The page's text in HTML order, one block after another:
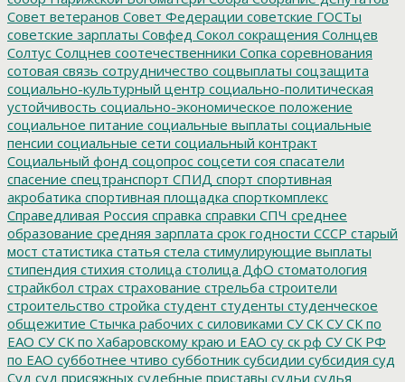
Совет ветеранов Совет Федерации советские ГОСТы
советские зарплаты Совфед Сокол сокращения Солнцев
Солтус Солцнев соотечественники Сопка соревнования
сотовая связь сотрудничество соцвыплаты соцзащита
социально-культурный центр социально-политическая
устойчивость социально-экономическое положение
социальное питание социальные выплаты социальные
пенсии социальные сети социальный контракт
Социальный фонд соцопрос соцсети соя спасатели
спасение спецтранспорт СПИД спорт спортивная
акробатика спортивная площадка спорткомплекс
Справедливая Россия справка справки СПЧ среднее
образование средняя зарплата срок годности СССР старый
мост статистика статья стела стимулирующие выплаты
стипендия стихия столица столица ДфО стоматология
страйкбол страх страхование стрельба строители
строительство стройка студент студенты студенческое
общежитие Стычка рабочих с силовиками СУ СК СУ СК по
ЕАО СУ СК по Хабаровскому краю и ЕАО су ск рф СУ СК РФ
по ЕАО субботнее чтиво субботник субсидии субсидия суд
Суд суд присяжных судебные приставы судьи судья